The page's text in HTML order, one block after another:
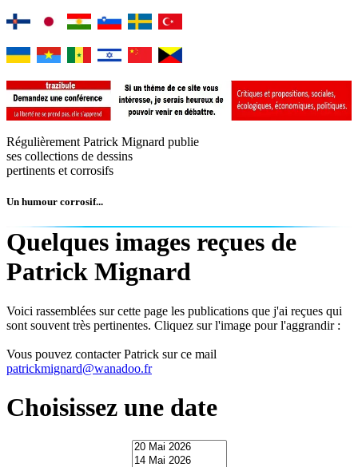
Régulièrement Patrick Mignard publie
ses collections de dessins
pertinents et corrosifs
Un humour corrosif...
Quelques images reçues de
Patrick Mignard
Voici rassemblées sur cette page les publications que j'ai reçues qui
sont souvent très pertinentes. Cliquez sur l'image pour l'aggrandir :
Vous pouvez contacter Patrick sur ce mail
patrickmignard@wanadoo.fr
Choisissez une date